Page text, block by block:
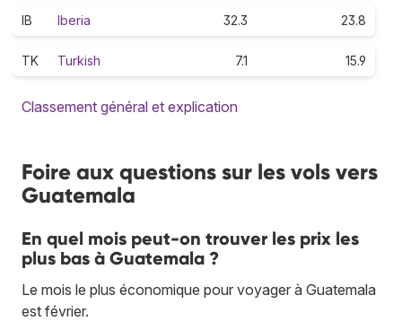
IB Iberia 32.3 23.8
TK Turkish 7.1 15.9
Classement général et explication
Foire aux questions sur les vols vers
Guatemala
En quel mois peut-on trouver les prix les
plus bas à Guatemala ?
Le mois le plus économique pour voyager à Guatemala
est février.